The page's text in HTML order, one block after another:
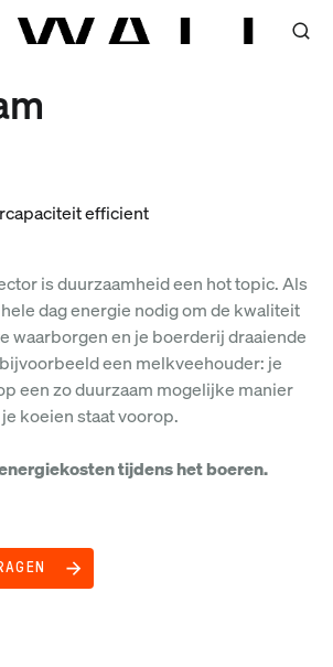
efficient
is duurzaamheid een hot topic. Als
dag energie nodig om de kwaliteit
waarborgen en je boerderij draaiende
een melkveehouder: je
een zo duurzaam mogelijke manier
koeien staat voorop.
tijdens het boeren.